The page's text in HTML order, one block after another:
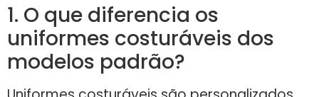
1. O que diferencia os
uniformes costuráveis dos
modelos padrão?